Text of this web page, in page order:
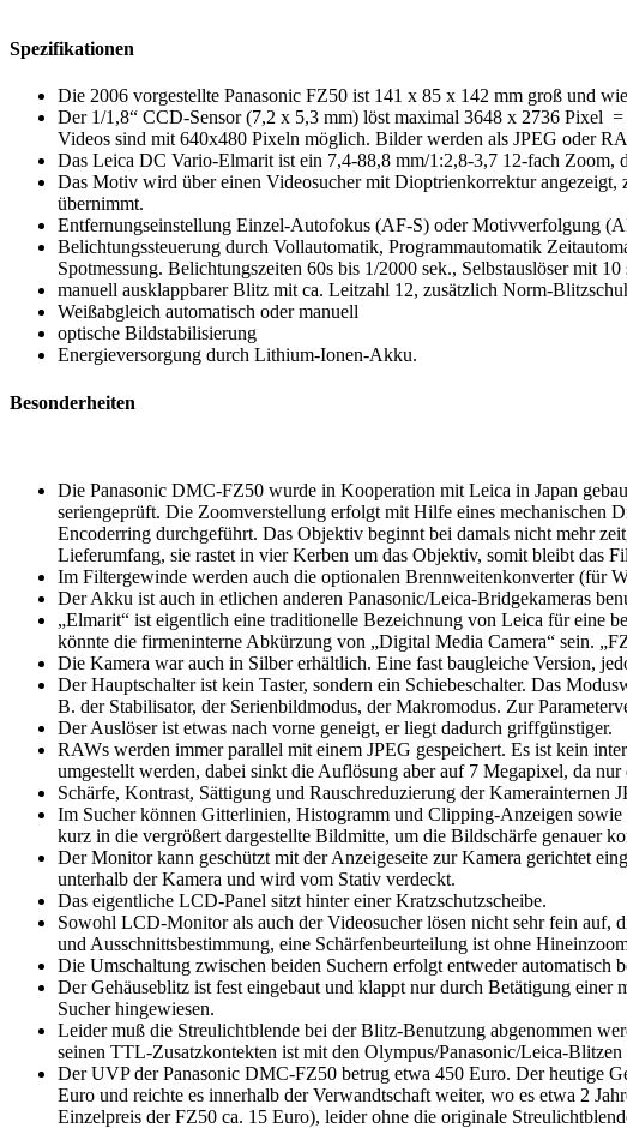
Spezifikationen
Die 2006 vorgestellte Panasonic FZ50 ist 141 x 85 x 142 mm groß und
Der 1/1,8“ CCD-Sensor (7,2 x 5,3 mm) löst maximal 3648 x 2736 Pixel
Videos sind mit 640x480 Pixeln möglich. Bilder werden als JPEG oder
Das Leica DC Vario-Elmarit ist ein 7,4-88,8 mm/1:2,8-3,7 12-fach Zoom,
Das Motiv wird über einen Videosucher mit Dioptrienkorrektur
übernimmt.
Entfernungseinstellung Einzel-Autofokus (AF-S) oder Motivverfolgung
Belichtungssteuerung durch Vollautomatik, Programmautomatik
Spotmessung. Belichtungszeiten 60s bis 1/2000 sek., Selbstauslöser mit
manuell ausklappbarer Blitz mit ca. Leitzahl 12, zusätzlich Norm-
Weißabgleich automatisch oder manuell
optische Bildstabilisierung
Energieversorgung durch Lithium-Ionen-Akku.
Besonderheiten
Die Panasonic DMC-FZ50 wurde in Kooperation mit Leica in Japan
seriengeprüft. Die Zoomverstellung erfolgt mit Hilfe eines mechanischen
Encoderring durchgeführt. Das Objektiv beginnt bei damals nicht mehr
Lieferumfang, sie rastet in vier Kerben um das Objektiv, somit bleibt das
Im Filtergewinde werden auch die optionalen Brennweitenkonverter (für
Der Akku ist auch in etlichen anderen Panasonic/Leica-Bridgekameras
„Elmarit“ ist eigentlich eine traditionelle Bezeichnung von Leica für eine
könnte die firmeninterne Abkürzung von „Digital Media Camera“ sein.
Die Kamera war auch in Silber erhältlich. Eine fast baugleiche Version,
Der Hauptschalter ist kein Taster, sondern ein Schiebeschalter. Das
B. der Stabilisator, der Serienbildmodus, der Makromodus. Zur
Der Auslöser ist etwas nach vorne geneigt, er liegt dadurch griffgünstiger.
RAWs werden immer parallel mit einem JPEG gespeichert. Es ist kein
umgestellt werden, dabei sinkt die Auflösung aber auf 7 Megapixel, da
Schärfe, Kontrast, Sättigung und Rauschreduzierung der
Im Sucher können Gitterlinien, Histogramm und Clipping-Anzeigen
kurz in die vergrößert dargestellte Bildmitte, um die Bildschärfe genauer
Der Monitor kann geschützt mit der Anzeigeseite zur Kamera gerichtet
unterhalb der Kamera und wird vom Stativ verdeckt.
Das eigentliche LCD-Panel sitzt hinter einer Kratzschutzscheibe.
Sowohl LCD-Monitor als auch der Videosucher lösen nicht sehr fein
und Ausschnittsbestimmung, eine Schärfenbeurteilung ist ohne
Die Umschaltung zwischen beiden Suchern erfolgt entweder automatisch
Der Gehäuseblitz ist fest eingebaut und klappt nur durch Betätigung
Sucher hingewiesen.
Leider muß die Streulichtblende bei der Blitz-Benutzung abgenommen
seinen TTL-Zusatzkontekten ist mit den Olympus/Panasonic/Leica-
Der UVP der Panasonic DMC-FZ50 betrug etwa 450 Euro. Der heutige
Euro und reichte es innerhalb der Verwandtschaft weiter, wo es etwa 2
Einzelpreis der FZ50 ca. 15 Euro), leider ohne die originale